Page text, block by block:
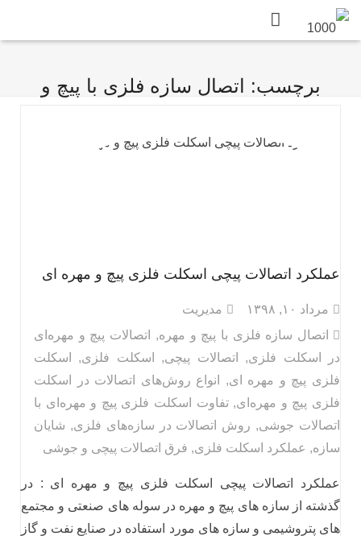
برچسب: اتصال سازه فلزی با پیچ و
عملکرد اتصالات پیچی اسکلت فلزی پیچ و مهره‌ ای
مرداد ۱۰, ۱۳۹۸
مدیریت
اتصال سازه فلزی با پیچ و مهره,
اتصالات پیچ و مهره‌ای
در اسکلت فلزی, اتصالات پیچی, اسکلت فلزی,
اسکلت
فلزی پیچ و مهره ای,
انواع روش‌های اتصالات در اسکلت
فلزی پیچ و مهره‌ای,تفاوت اسکلت فلزی پیچ و مهره‌ای با
اتصالات جوشی, روش‌ اتصالات در سازه‌های فلزی, شایان
سازه, عملکرد اسکلت فلزی, فرق اتصالات پیچی و جوشی
عملکرد اتصالات پیچی اسکلت فلزی پیچ و مهره‌ ای : در
گذشته از سازه های پیچ و مهره در سوله‌ های صنعتی و مجتمع
های پتروشیمی و سازه های مورد استفاده در صنایع نفت و گاز